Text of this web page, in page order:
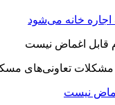
مشکلات تعاونی‌های
نیست